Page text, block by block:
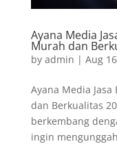
Ayana Media
Murah dan
by admin | Aug
Ayana Media
dan Berkualitas
berkembang
ingin